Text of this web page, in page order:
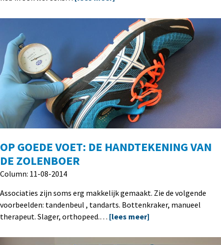
OP GOEDE VOET: DE HANDTEKENING VAN
DE ZOLENBOER
Column: 11-08-2014
Associaties zijn soms erg makkelijk gemaakt. Zie de volgende
voorbeelden: tandenbeul , tandarts. Bottenkraker, manueel
therapeut. Slager, orthopeed.… [lees meer]